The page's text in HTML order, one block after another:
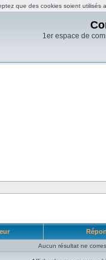
1er espace de
Aucun résultat ne
que des cookies soient